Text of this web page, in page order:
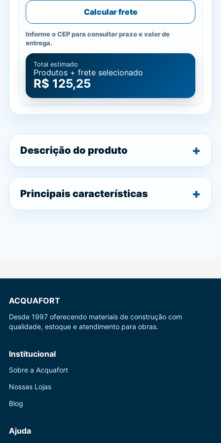
Calcular frete
Informe o CEP para consultar prazo e valor de
entrega.
Total estimado
Produtos + frete selecionado
R$ 125,25
Descrição do produto
Principais características
ACQUAFORT
Desde 1997 oferecendo materiais de construção com
qualidade, estoque e atendimento para obras.
Institucional
Sobre a Acquafort
Nossas Lojas
Blog
Ajuda